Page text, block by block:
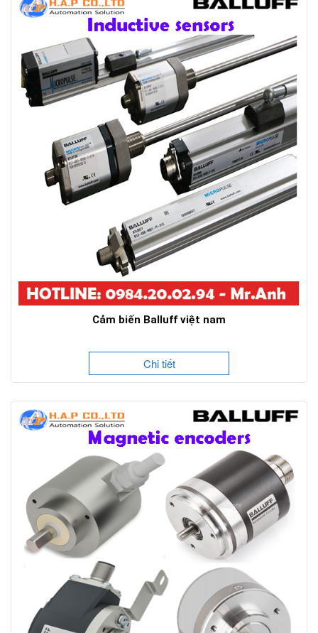
Cảm biến Balluff việt nam
Chi tiết